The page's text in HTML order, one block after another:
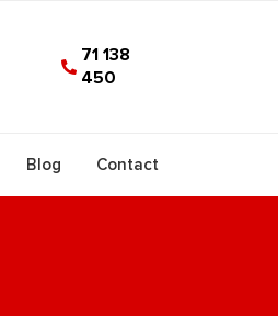
71 138
450
Blog Contact